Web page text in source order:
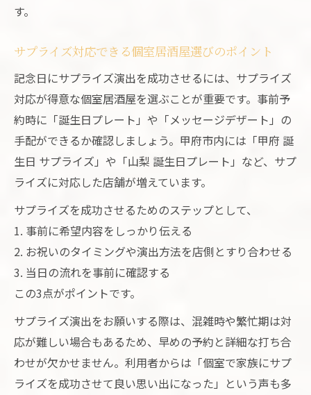
す。
サプライズ対応できる個室居酒屋選びのポイント
記念日にサプライズ演出を成功させるには、サプライズ
対応が得意な個室居酒屋を選ぶことが重要です。事前予
約時に「誕生日プレート」や「メッセージデザート」の
手配ができるか確認しましょう。甲府市内には「甲府 誕
生日 サプライズ」や「山梨 誕生日プレート」など、サプ
ライズに対応した店舗が増えています。
サプライズを成功させるためのステップとして、
1. 事前に希望内容をしっかり伝える
2. お祝いのタイミングや演出方法を店側とすり合わせる
3. 当日の流れを事前に確認する
この3点がポイントです。
サプライズ演出をお願いする際は、混雑時や繁忙期は対
応が難しい場合もあるため、早めの予約と詳細な打ち合
わせが欠かせません。利用者からは「個室で家族にサプ
ライズを成功させて良い思い出になった」という声も多